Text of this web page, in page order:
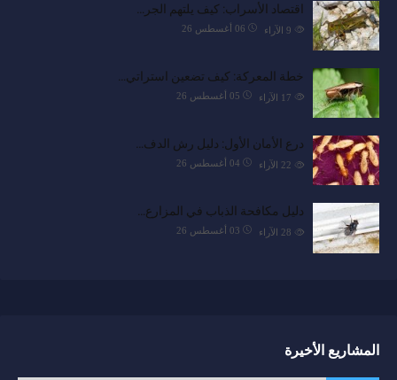
اقتصاد الأسراب: كيف يلتهم الجر…
06 أغسطس 26 الآراء
خطة المعركة: كيف تضعين استراتي…
05 أغسطس 26 الآراء
درع الأمان الأول: دليل رش الدف…
04 أغسطس 26 الآراء
دليل مكافحة الذباب في المزارع…
03 أغسطس 26 الآراء
المشاريع الأخيرة